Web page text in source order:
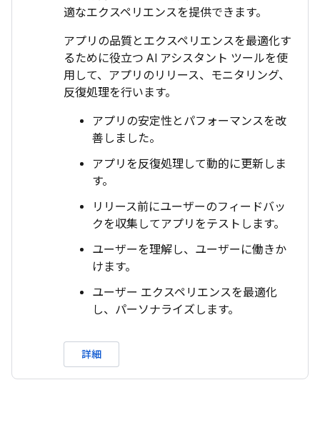
適なエクスペリエンスを提供できます。
アプリの品質とエクスペリエンスを最適化す
るために役立つ AI アシスタント ツールを使
用して、アプリのリリース、モニタリング、
反復処理を行います。
アプリの安定性とパフォーマンスを改
善しました。
アプリを反復処理して動的に更新しま
す。
リリース前にユーザーのフィードバッ
クを収集してアプリをテストします。
ユーザーを理解し、ユーザーに働きか
けます。
ユーザー エクスペリエンスを最適化
し、パーソナライズします。
詳細